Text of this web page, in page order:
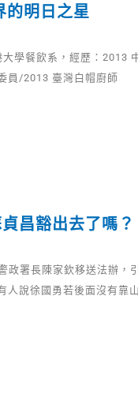
的明日之星
學餐飲系，經歷：2013
員/2013 臺灣白帽廚師
昌豁出去了嗎？
政署長陳家欽移送法辦，
人說徐國勇若後面沒有靠